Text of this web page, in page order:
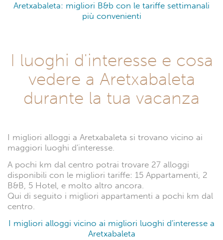
Aretxabaleta: migliori B&b con le tariffe settimanali
più convenienti
I luoghi d'interesse e cosa
vedere a Aretxabaleta
durante la tua vacanza
I migliori alloggi a Aretxabaleta si trovano vicino ai
maggiori luoghi d'interesse.
A pochi km dal centro potrai trovare 27 alloggi
disponibili con le migliori tariffe: 15 Appartamenti, 2
B&B, 5 Hotel, e molto altro ancora.
Qui di seguito i migliori appartamenti a pochi km dal
centro.
I migliori alloggi vicino ai migliori luoghi d'interesse a
Aretxabaleta